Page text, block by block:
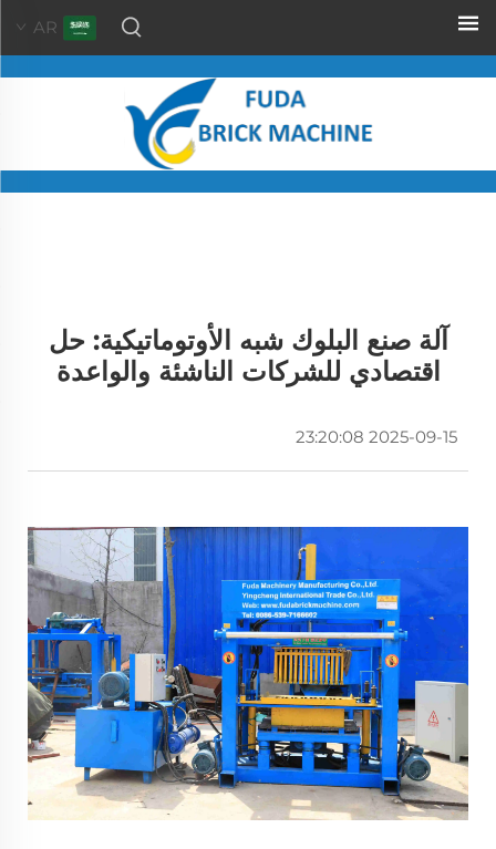
AR
آلة صنع البلوك شبه الأوتوماتيكية: حل
اقتصادي للشركات الناشئة والواعدة
2025-09-15 23:20:08